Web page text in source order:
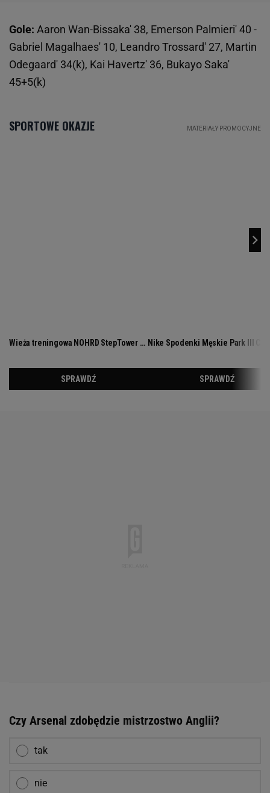
Gole: Aaron Wan-Bissaka' 38, Emerson Palmieri' 40 -
Gabriel Magalhaes' 10, Leandro Trossard' 27, Martin
Odegaard' 34(k), Kai Havertz' 36, Bukayo Saka'
45+5(k)
Czy Arsenal zdobędzie mistrzostwo Anglii?
tak
nie